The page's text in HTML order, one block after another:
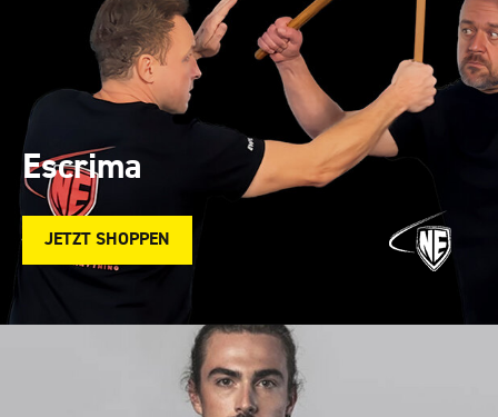
Escrima
JETZT SHOPPEN